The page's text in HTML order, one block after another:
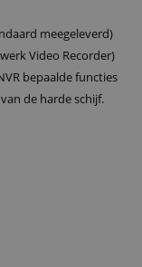
meegeleverd)
Video Recorder)
bepaalde functies
de harde schijf.